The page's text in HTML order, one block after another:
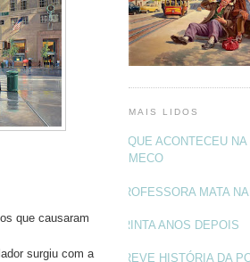
que causaram
surgiu com a
MAIS LIDOS
O QUE ACONTECEU
MECO
PROFESSORA MATA
TRINTA ANOS DEPOIS
BREVE HISTÓRIA DA